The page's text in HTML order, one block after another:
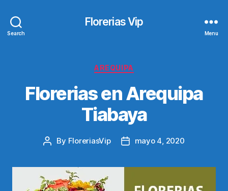
Search
Florerias Vip
Menu
Categories
AREQUIPA
Florerias en Arequipa
Tiabaya
Post
By FloreriasVip
Postmayo 4, 2020